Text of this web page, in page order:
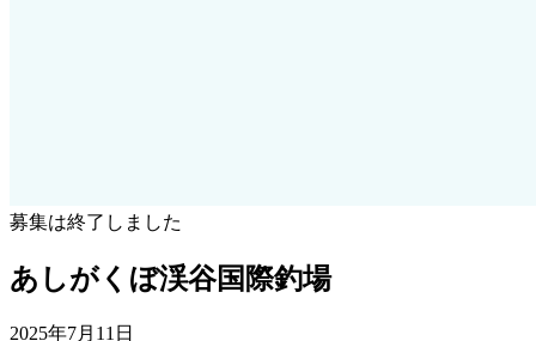
募集は終了しました
あしがくぼ渓谷国際釣場
2025年7月11日